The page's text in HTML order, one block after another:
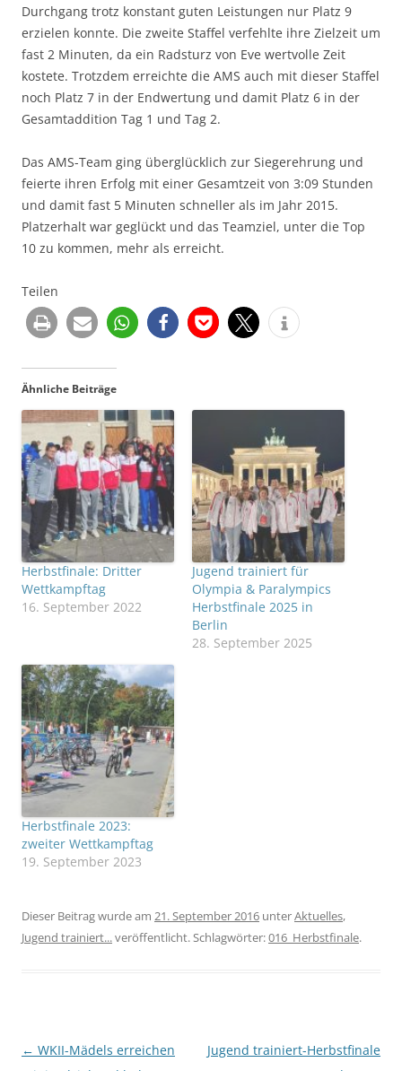
Durchgang trotz konstant guten Leistungen nur Platz 9
erzielen konnte. Die zweite Staffel verfehlte ihre Zielzeit um
fast 2 Minuten, da ein Radsturz von Eve wertvolle Zeit
kostete. Trotzdem erreichte die AMS auch mit dieser Staffel
noch Platz 7 in der Endwertung und damit Platz 6 in der
Gesamtaddition Tag 1 und Tag 2.
Das AMS-Team ging überglücklich zur Siegerehrung und
feierte ihren Erfolg mit einer Gesamtzeit von 3:09 Stunden
und damit fast 5 Minuten schneller als im Jahr 2015.
Platzerhalt war geglückt und das Teamziel, unter die Top
10 zu kommen, mehr als erreicht.
Teilen
Ähnliche Beiträge
Herbstfinale: Dritter
Wettkampftag
16. September 2022
Jugend trainiert für
Olympia & Paralympics
Herbstfinale 2025 in
Berlin
28. September 2025
Herbstfinale 2023:
zweiter Wettkampftag
19. September 2023
Dieser Beitrag wurde am 21. September 2016 unterAktuelles,
Jugend trainiert...veröffentlicht. Schlagwörter:016_Herbstfinale.
Beitragsnavigation
← WKII-Mädels erreichen
Jugend trainiert-Herbstfinale